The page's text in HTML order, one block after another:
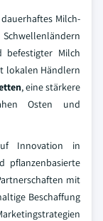
Milch-
Milch
lokalen Händlern
, eine stärkere
Osten und
Innovation in
pflanzenbasierte
mit
Beschaffung